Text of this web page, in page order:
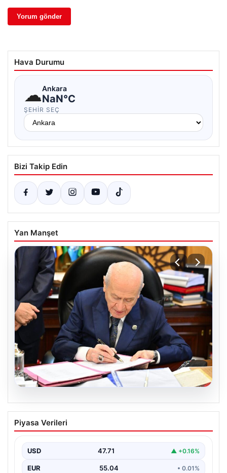
Hava Durumu
☁Ankara
NaN°C
ŞEHIR SEÇ
Bizi Takip Edin
Yan Manşet
05.08.2026
Bahçeli’den çerçeve yasa açıklaması:
Bin yıllık kardeşliğimiz tescillendi
Piyasa Verileri
USD 47.71 ▲ +0.16%
EUR 55.04 • 0.01%